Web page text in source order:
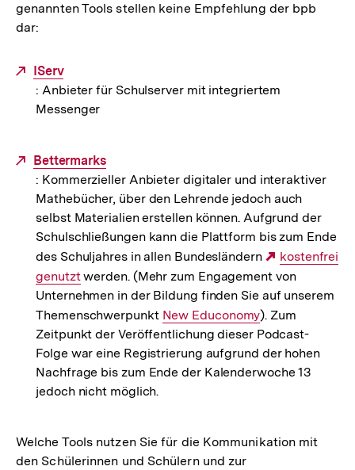
genannten Tools stellen keine Empfehlung der bpb
dar:
Externer
Link:
IServ
: Anbieter für Schulserver mit integriertem
Messenger
Externer
Link:
Bettermarks
: Kommerzieller Anbieter digitaler und interaktiver
Mathebücher, über den Lehrende jedoch auch
selbst Materialien erstellen können. Aufgrund der
Schulschließungen kann die Plattform bis zum Ende
des Schuljahres in allen Bundesländern
Externer
Link:
kostenfrei
genutztwerden. (Mehr zum Engagement von
Unternehmen in der Bildung finden Sie auf unserem
Themenschwerpunkt Interner
Link:
New Educonomy). Zum
Zeitpunkt der Veröffentlichung dieser Podcast-
Folge war eine Registrierung aufgrund der hohen
Nachfrage bis zum Ende der Kalenderwoche 13
jedoch nicht möglich.
Welche Tools nutzen Sie für die Kommunikation mit
den Schülerinnen und Schülern und zur